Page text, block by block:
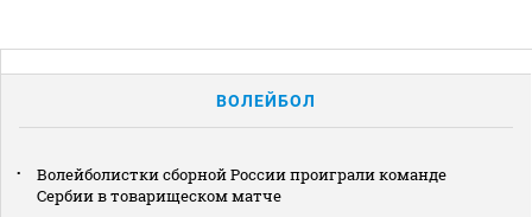
ВОЛЕЙБОЛ
Волейболистки сборной России проиграли команде
Сербии в товарищеском матче